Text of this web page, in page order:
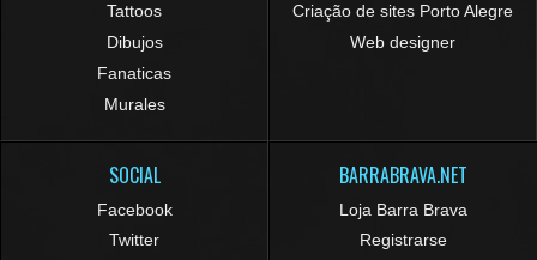
Tattoos
Dibujos
Fanaticas
Murales
Criação de sites Porto Alegre
Web designer
SOCIAL
Facebook
Twitter
BARRABRAVA.NET
Loja Barra Brava
Registrarse